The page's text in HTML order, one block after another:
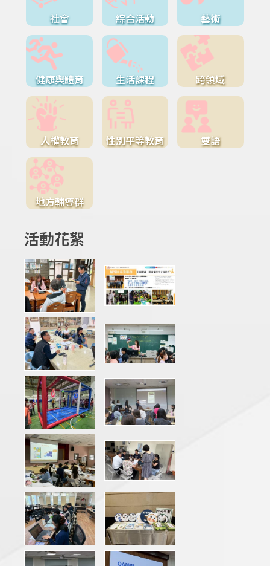
社會 綜合活動 藝術
健康與體育 生活課程 跨領域
人權教育 性別平等教育 雙語
地方輔導群
活動花絮